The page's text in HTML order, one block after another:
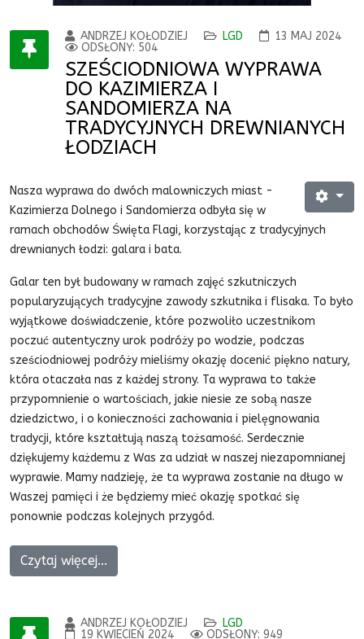
ANDRZEJ KOŁODZIEJ LGD
13 MAJ 2024
ODSŁONY: 504
SZEŚCIODNIOWA WYPRAWA
DO KAZIMIERZA I
SANDOMIERZA NA
TRADYCYJNYCH DREWNIANYCH
ŁODZIACH
Nasza wyprawa do dwóch malowniczych miast -
Kazimierza Dolnego i Sandomierza odbyła się w
ramach obchodów Święta Flagi, korzystając z tradycyjnych
drewnianych łodzi: galara i bata.
Galar ten był budowany w ramach zajęć szkutniczych
popularyzujących tradycyjne zawody szkutnika i flisaka. To było
wyjątkowe doświadczenie, które pozwoliło uczestnikom
poczuć autentyczny urok podróży po wodzie, podczas
sześciodniowej podróży mieliśmy okazję docenić piękno natury,
która otaczała nas z każdej strony. Ta wyprawa to także
przypomnienie o wartościach, jakie niesie ze sobą nasze
dziedzictwo, i o konieczności zachowania i pielęgnowania
tradycji, które kształtują naszą tożsamość. Serdecznie
dziękujemy każdemu z Was za udział w naszej niezapomnianej
wyprawie. Mamy nadzieję, że ta wyprawa zostanie na długo w
Waszej pamięci i że będziemy mieć okazję spotkać się
ponownie podczas kolejnych przygód.
Czytaj więcej...
ANDRZEJ KOŁODZIEJ
LGD
19 KWIECIEŃ 2024
ODSŁONY: 949